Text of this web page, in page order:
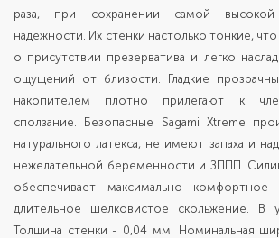
раза, при сохранении самой
надежности. Их стенки настолько тонкие,
о присутствии презерватива и легко
ощущений от близости. Гладкие
накопителем плотно прилегают к
сползание. Безопасные Sagami Xtreme
натурального латекса, не имеют запаха и
нежелательной беременности и ЗППП.
обеспечивает максимально
длительное шелковистое скольжение. В
Толщина стенки - 0,04 мм. Номинальная